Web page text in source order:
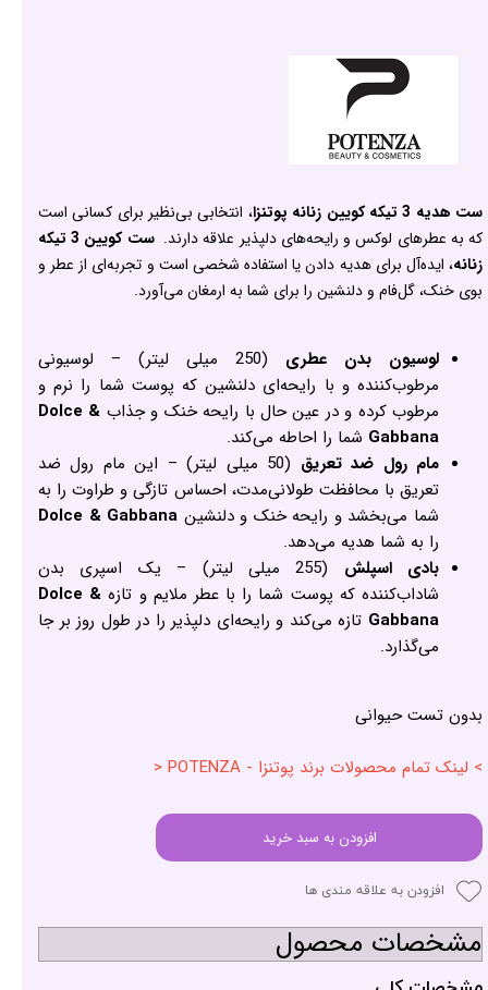
ست هدیه 3 تیکه کویین زنانه پوتنزا
، انتخابی بی‌نظیر برای کسانی است
که به عطرهای لوکس و رایحه‌های دلپذیر علاقه دارند.
ست کویین 3 تیکه
زنانه، ایده‌آل برای هدیه دادن یا استفاده شخصی است و تجربه‌ای از عطر و
بوی خنک، گل‌فام و دلنشین را برای شما به ارمغان می‌آورد.
لوسیون بدن عطری
(250 میلی لیتر) – لوسیونی
مرطوب‌کننده و با رایحه‌ای دلنشین که پوست شما را نرم و
مرطوب کرده و در عین حال با رایحه خنک و جذاب Dolce &
Gabbana شما را احاطه می‌کند.
مام رول ضد تعریق
(50 میلی لیتر) – این مام رول ضد
تعریق با محافظت طولانی‌مدت، احساس تازگی و طراوت را به
شما می‌بخشد و رایحه خنک و دلنشین Dolce & Gabbana
را به شما هدیه می‌دهد.
بادی اسپلش
(255 میلی لیتر) – یک اسپری بدن
شاداب‌کننده که پوست شما را با عطر ملایم و تازه Dolce &
Gabbana تازه می‌کند و رایحه‌ای دلپذیر را در طول روز بر جا
می‌گذارد.
بدون تست حیوانی
> لینک تمام محصولات برند پوتنزا - POTENZA <
افزودن به سبد خرید
افزودن به علاقه مندی ها
مشخصات محصول